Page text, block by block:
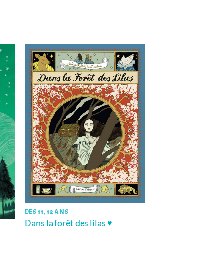
DÈS 11, 12 ANS
Dans la forêt des lilas ♥